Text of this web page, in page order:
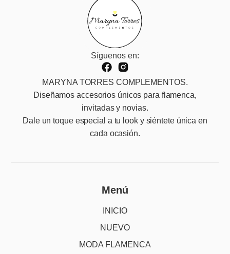
Síguenos en:
MARYNA TORRES COMPLEMENTOS.
Diseñamos accesorios únicos para flamenca,
invitadas y novias.
Dale un toque especial a tu look y siéntete única en
cada ocasión.
Menú
INICIO
NUEVO
MODA FLAMENCA